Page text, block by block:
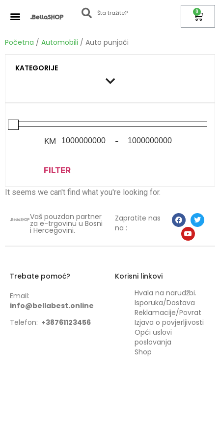
0
Početna / Automobili / Auto punjači
KATEGORIJE
KM -
FILTER
It seems we can't find what you're looking for.
Vaš pouzdan partner
za e-trgovinu u Bosni
i Hercegovini.
Zapratite nas
na :
Trebate pomoć?
Email:
info@bellabest.online
Telefon: +38761123456
Korisni linkovi
Hvala na narudžbi.
Isporuka/Dostava
Reklamacije/Povrat
Izjava o povjerljivosti
Opći uslovi
poslovanja
Shop